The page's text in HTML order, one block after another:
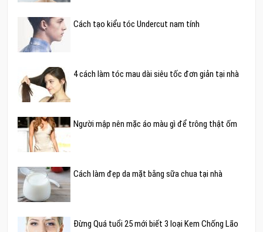
Cách tạo kiểu tóc Undercut nam tính
4 cách làm tóc mau dài siêu tốc đơn giản tại nhà
Người mập nên mặc áo màu gì để trông thật ốm
Cách làm đẹp da mặt bằng sữa chua tại nhà
Đừng Quá tuổi 25 mới biết 3 loại Kem Chống Lão